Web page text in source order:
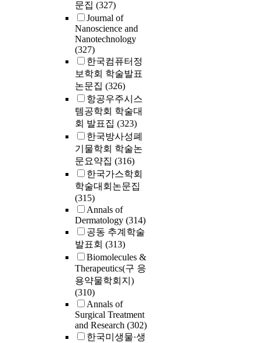
문집 (327)
Journal of
Nanoscience and
Nanotechnology
(327)
한국컴퓨터정
보학회 학술발표
논문집 (326)
항공우주시스
템공학회 학술대
회 발표집 (323)
한국방사성폐
기물학회 학술논
문요약집 (316)
한국가스학회
학술대회논문집
(315)
Annals of
Dermatology (314)
공동 추계학술
발표회 (313)
Biomolecules &
Therapeutics(구 응
용약물학회지)
(310)
Annals of
Surgical Treatment
and Research (302)
한국미생물·생